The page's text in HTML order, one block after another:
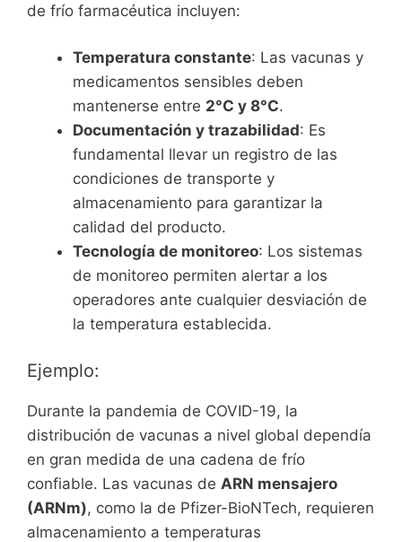
de frío farmacéutica incluyen:
Temperatura constante: Las vacunas y
medicamentos sensibles deben
mantenerse entre 2°C y 8°C.
Documentación y trazabilidad: Es
fundamental llevar un registro de las
condiciones de transporte y
almacenamiento para garantizar la
calidad del producto.
Tecnología de monitoreo: Los sistemas
de monitoreo permiten alertar a los
operadores ante cualquier desviación de
la temperatura establecida.
Ejemplo:
Durante la pandemia de COVID-19, la
distribución de vacunas a nivel global dependía
en gran medida de una cadena de frío
confiable. Las vacunas de ARN mensajero
(ARNm), como la de Pfizer-BioNTech, requieren
almacenamiento a temperaturas